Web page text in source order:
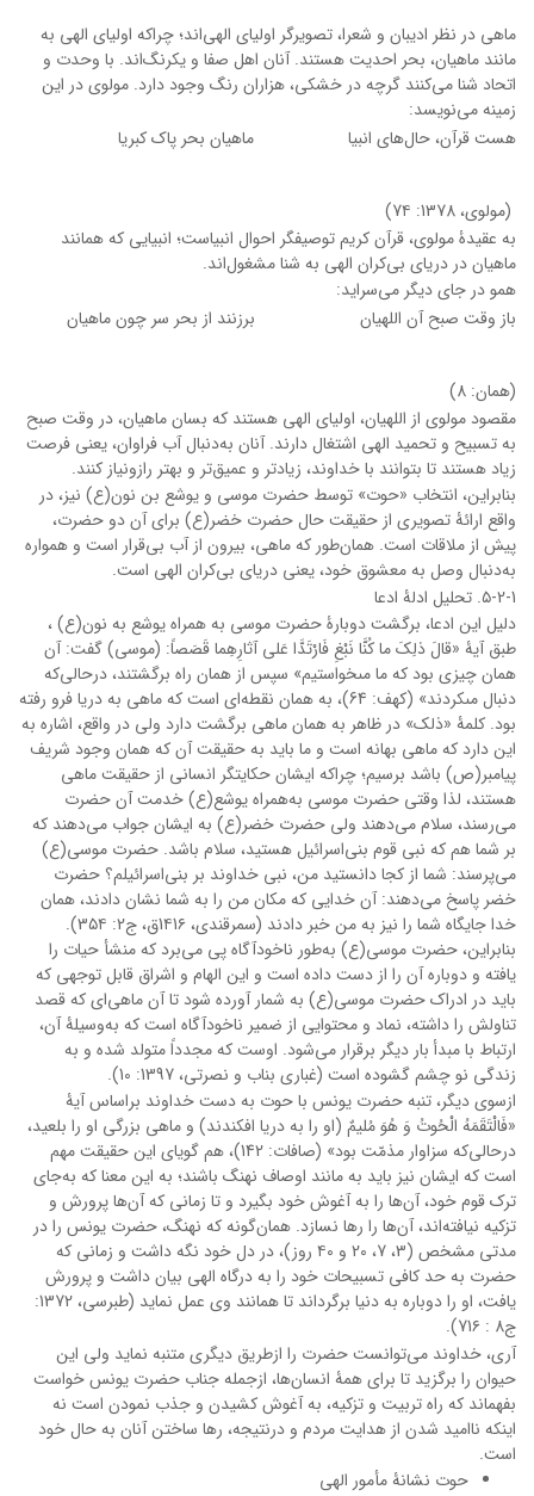
ماهی در نظر ادیبان و شعرا، تصویرگر اولیای الهی‌اند؛ چراکه اولیای الهی به
مانند ماهیان، بحر احدیت هستند. آنان اهل صفا و یکرنگ‌اند. با وحدت و
اتحاد شنا می‌کنند گرچه در خشکی، هزاران رنگ وجود دارد. مولوی در این
زمینه می‌نویسد:
هست قرآن، حال‌های انبیا
ماهیان بحر پاک کبریا
(مولوی، 1378: 7۴)
به عقیدۀ مولوی، قرآن کریم توصیفگر احوال انبیاست؛ انبیایی که همانند
ماهیان در دریای بی‌کران الهی به شنا مشغول‌اند.
همو در جای دیگر می‌سراید:
باز وقت صبح آن اللهیان
برزنند از بحر سر چون ماهیان
(همان: 8)
مقصود مولوی از اللهیان، اولیای الهی هستند که بسان ماهیان، در وقت صبح
به تسبیح و تحمید الهی اشتغال دارند. آنان به‌دنبال آب فراوان، یعنی فرصت
زیاد هستند تا بتوانند با خداوند، زیادتر و عمیق‌تر و بهتر رازونیاز کنند.
بنابراین، انتخاب «حوت» توسط حضرت موسی و یوشع بن نون(ع) نیز، در
واقع ارائۀ تصویری از حقیقت حال حضرت خضر(ع) برای آن دو حضرت،
پیش از ملاقات است. همان‌طور که ماهی، بیرون از آب بی‌قرار است و همواره
به‌دنبال وصل به معشوق خود، یعنی دریای بی‌کران الهی است.
۵-2-1. تحلیل ادلۀ ادعا
دلیل این ادعا، برگشت دوبارۀ حضرت موسی به همراه یوشع به نون(ع) ،
طبق آیۀ «قالَ ذلِکَ ما کُنَّا نَبْغِ فَارْتَدَّا عَلى‏ آثارِهِما قَصَصاً: (موسى) گفت: آن
همان چیزی بود که ما مى‏خواستیم» سپس از همان راه برگشتند، درحالى‌که
دنبال مى‏کردند» (کهف: 64)، به همان نقطه‌‍‌ای است که ماهی به دریا فرو رفته
بود. کلمۀ «ذلک» در ظاهر به همان ماهی برگشت دارد ولی در واقع، اشاره به
این دارد که ماهی بهانه است و ما باید به حقیقت آن که همان وجود شریف
پیامبر(ص) باشد برسیم؛ چراکه ایشان حکایتگر انسانی از حقیقت ماهی
هستند، لذا وقتی حضرت موسی به‌همراه یوشع(ع) خدمت آن حضرت
می‌رسند، سلام می‌دهند ولی حضرت خضر(ع) به ایشان جواب می‌دهند که
بر شما هم که نبی قوم بنی‌اسرائیل هستید، سلام باشد. حضرت موسی(ع)
می‌پرسند: شما از کجا دانستید من، نبی خداوند بر بنی‌اسرائیلم؟ حضرت
خضر پاسخ می‌دهند: آن خدایی که مکان من را به شما نشان دادند، همان
خدا جایگاه شما را نیز به من خبر دادند (سمرقندی، 1۴1۶ق، ج2: 3۵۴).
بنابراین، حضرت موسی(ع) به‌طور ناخودآگاه پی می‌برد که منشأ حیات را
یافته و دوباره آن را از دست داده است و این الهام و اشراق قابل توجهی که
باید در ادراک حضرت موسی(ع) به شمار آورده شود تا آن ماهی‌ای که قصد
تناولش را داشته، نماد و محتوایی از ضمیر ناخودآگاه است که به‌وسیلۀ آن،
ارتباط با مبدأ بار دیگر برقرار می‌شود. اوست که مجدداً متولد شده و به
زندگی نو چشم گشوده است (غباری بناب و نصرتی، 1397: 10).
ازسوی دیگر، تنبه حضرت یونس با حوت به دست خداوند براساس آیۀ
«فَالْتَقَمَهُ الْحُوتُ وَ هُوَ مُلیمٌ (او را به دریا افکندند) و ماهى بزرگی او را بلعید،
درحالى‌که سزاوار مذمّت بود» (صافات: 142)، هم گویای این حقیقت مهم
است که ایشان نیز باید به مانند اوصاف نهنگ باشند؛ به این معنا که به‌جای
ترک قوم خود، آن‌ها را به آغوش خود بگیرد و تا زمانی که آن‌ها پرورش و
تزکیه نیافته‌اند، آن‌ها را رها نسازد. همان‌گونه که نهنگ، حضرت یونس را در
مدتی مشخص (3، 7، 20 و ۴0 روز)، در دل خود نگه داشت و زمانی که
حضرت به حد کافی تسبیحات خود را به درگاه الهی بیان داشت و پرورش
یافت، او را دوباره به دنیا برگرداند تا همانند وی عمل نماید (طبرسی، 1372:
ج8 : 71۶).
آری، خداوند می‌توانست حضرت را ازطریق دیگری متنبه نماید ولی این
حیوان را برگزید تا برای همۀ انسان‌ها، ازجمله جناب حضرت یونس خواست
بفهماند که راه تربیت و تزکیه، به آغوش کشیدن و جذب نمودن است نه
اینکه ناامید شدن از هدایت مردم و درنتیجه، رها ساختن آنان به حال خود
است.
حوت نشانۀ مأمور الهی